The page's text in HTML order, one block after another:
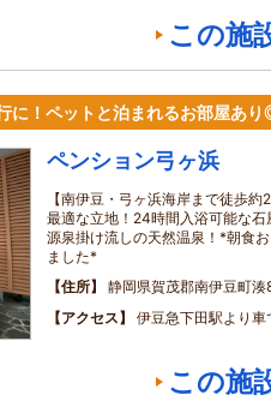
この施
に！ペットと泊まれるお部屋あ
ペンション弓ヶ浜
【南伊豆・弓ヶ浜海岸まで徒歩
最適な立地！24時間入浴可能な
源泉掛け流しの天然温泉！*朝食
ました*
住所
静岡県賀茂郡南伊豆町湊
アクセス
伊豆急下田駅より
この施